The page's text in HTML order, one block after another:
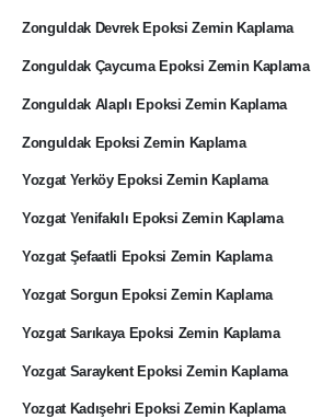
Zonguldak Devrek Epoksi Zemin Kaplama
Zonguldak Çaycuma Epoksi Zemin Kaplama
Zonguldak Alaplı Epoksi Zemin Kaplama
Zonguldak Epoksi Zemin Kaplama
Yozgat Yerköy Epoksi Zemin Kaplama
Yozgat Yenifakılı Epoksi Zemin Kaplama
Yozgat Şefaatli Epoksi Zemin Kaplama
Yozgat Sorgun Epoksi Zemin Kaplama
Yozgat Sarıkaya Epoksi Zemin Kaplama
Yozgat Saraykent Epoksi Zemin Kaplama
Yozgat Kadışehri Epoksi Zemin Kaplama